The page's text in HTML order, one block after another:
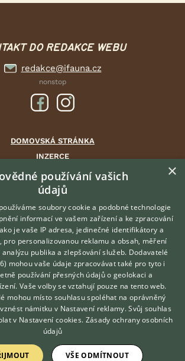
DO REDAKCE WEBU
redakce@ifauna.cz
nonstop
DOMOVSKÁ STRÁNKA
INZERCE
DISKUSE
ČLÁNKY
CHOVATELSKÉ STANICE
ATLAS
O nás
Kontakt
Možnosti zvýraznění inzerátů
Podmínky užití
Zpracování osobních údajů
Přihlášení
Registrace
Hledáte zvířecího kamaráda?
Zdarma vám poradí
VETERINÁŘ ONLINE
KONZULTOVAT S
VETERINÁŘEM
×
používání vašich
údajů
soubory cookie a podobné technologie
informací ve vašem zařízení a ke zpracování
je vaše IP adresa, jedinečné identifikátory a
pro personalizovanou reklamu a obsah, měření
publika a zlepšování služeb. Dodavatelé
mohou vaše údaje zpracovávat také pro tyto i
používání přesných údajů o geolokaci a
Vaše volby se vztahují pouze na tento web.
mohou místo souhlasu spoléhat na oprávněný
námitku v Nastavení reklamy. Svůj souhlas
v Nastavení cookies. Zásady ochrany osobních
údajů
VŠE ODMÍTNOUT